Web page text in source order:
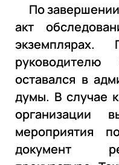
По
акт
экземплярах.
руководителю
оставался в
думы. В случае
организации
мероприятия
документ